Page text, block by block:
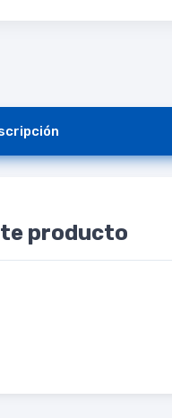
producto